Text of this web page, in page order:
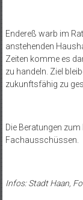
Endereß warb im
anstehenden
Zeiten komme es
zu handeln. Ziel
zukunftsfähig zu
Die Beratungen
Fachausschüssen.
Infos: Stadt Haan,